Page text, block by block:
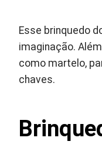
Esse brinquedo
imaginação.
como martelo,
chaves.